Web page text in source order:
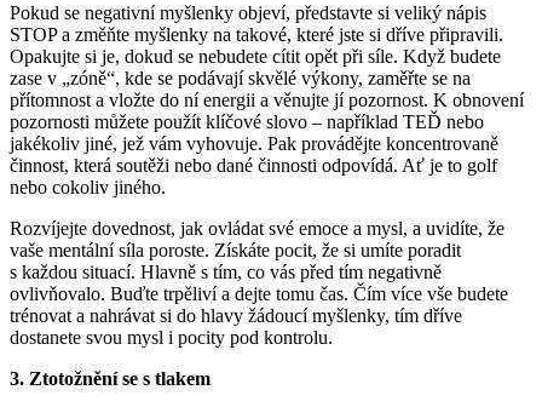
Pokud se negativní myšlenky objeví, představte si veliký nápis
STOP a změňte myšlenky na takové, které jste si dříve připravili.
Opakujte si je, dokud se nebudete cítit opět při síle. Když budete
zase v „zóně“, kde se podávají skvělé výkony, zaměřte se na
přítomnost a vložte do ní energii a věnujte jí pozornost. K obnovení
pozornosti můžete použít klíčové slovo – například TEĎ nebo
jakékoliv jiné, jež vám vyhovuje. Pak provádějte koncentrovaně
činnost, která soutěži nebo dané činnosti odpovídá. Ať je to golf
nebo cokoliv jiného.
Rozvíjejte dovednost, jak ovládat své emoce a mysl, a uvidíte, že
vaše mentální síla poroste. Získáte pocit, že si umíte poradit
s každou situací. Hlavně s tím, co vás před tím negativně
ovlivňovalo. Buďte trpěliví a dejte tomu čas. Čím více vše budete
trénovat a nahrávat si do hlavy žádoucí myšlenky, tím dříve
dostanete svou mysl i pocity pod kontrolu.
3. Ztotožnění se s tlakem